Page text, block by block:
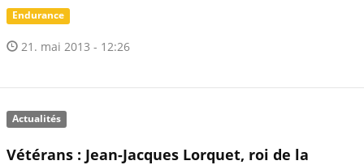
Endurance
21. mai 2013 - 12:26
Actualités
Vétérans : Jean-Jacques Lorquet, roi de la